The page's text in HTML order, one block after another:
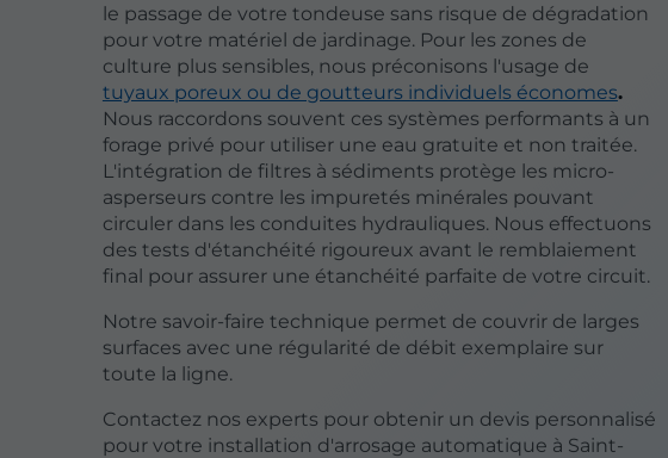
le passage de votre tondeuse sans risque de dégradation
pour votre matériel de jardinage. Pour les zones de
culture plus sensibles, nous préconisons l'usage de
tuyaux poreux ou de goutteurs individuels économes.
Nous raccordons souvent ces systèmes performants à un
forage privé pour utiliser une eau gratuite et non traitée.
L'intégration de filtres à sédiments protège les micro-
asperseurs contre les impuretés minérales pouvant
circuler dans les conduites hydrauliques. Nous effectuons
des tests d'étanchéité rigoureux avant le remblaiement
final pour assurer une étanchéité parfaite de votre circuit.
Notre savoir-faire technique permet de couvrir de larges
surfaces avec une régularité de débit exemplaire sur
toute la ligne.
Contactez nos experts pour obtenir un devis personnalisé
pour votre installation d'arrosage automatique à Saint-